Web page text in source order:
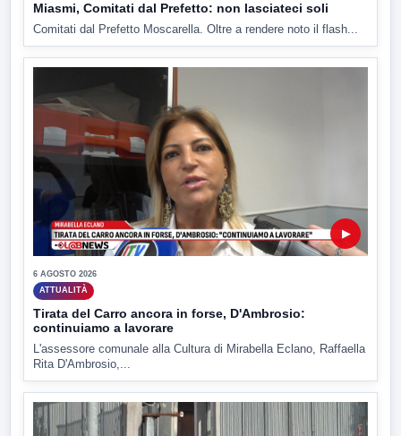
Miasmi, Comitati dal Prefetto: non lasciateci soli
Comitati dal Prefetto Moscarella. Oltre a rendere noto il flash...
▶
6 AGOSTO 2026
ATTUALITÀ
Tirata del Carro ancora in forse, D'Ambrosio:
continuiamo a lavorare
L'assessore comunale alla Cultura di Mirabella Eclano, Raffaella
Rita D'Ambrosio,...